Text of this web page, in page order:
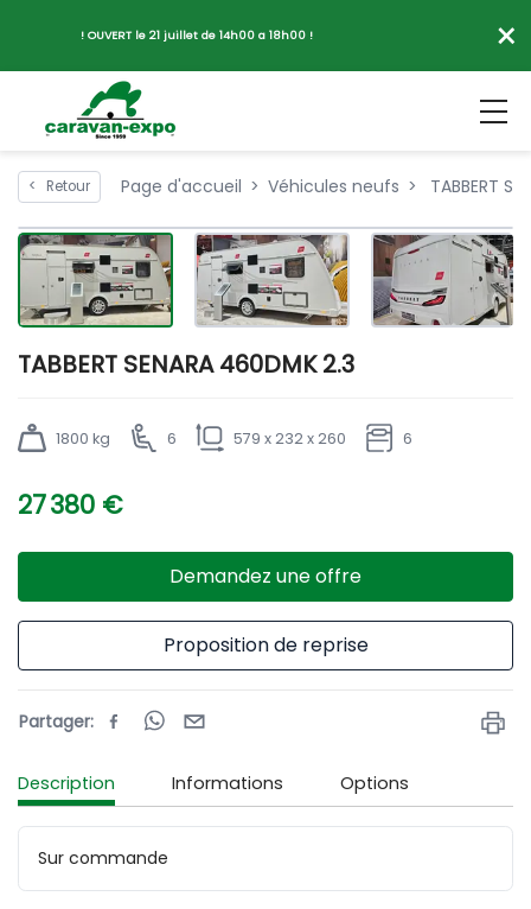
! OUVERT le 21 juillet de 14h00 a 18h00 ! ×
< Retour Page d'accueil Véhicules neufs TABBERT
TABBERT SENARA 460DMK 2.3
1800 kg 6 579 x 232 x 260 6
27 380 €
Demandez une offre
Proposition de reprise
Partager:
Description Informations Options
Sur commande